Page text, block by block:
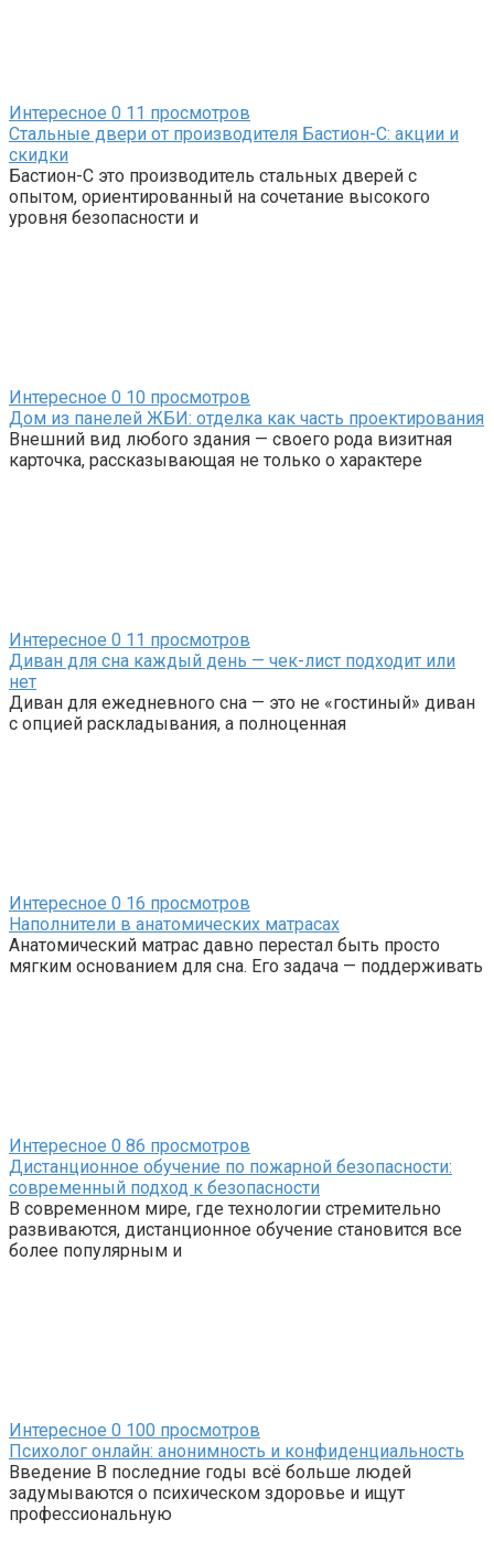
Интересное 0 11 просмотров
Стальные двери от производителя Бастион-С: акции и
скидки
Бастион-С это производитель стальных дверей с
опытом, ориентированный на сочетание высокого
уровня безопасности и
Интересное 0 10 просмотров
Дом из панелей ЖБИ: отделка как часть проектирования
Внешний вид любого здания — своего рода визитная
карточка, рассказывающая не только о характере
Интересное 0 11 просмотров
Диван для сна каждый день — чек-лист подходит или
нет
Диван для ежедневного сна — это не «гостиный» диван
с опцией раскладывания, а полноценная
Интересное 0 16 просмотров
Наполнители в анатомических матрасах
Анатомический матрас давно перестал быть просто
мягким основанием для сна. Его задача — поддерживать
Интересное 0 86 просмотров
Дистанционное обучение по пожарной безопасности:
современный подход к безопасности
В современном мире, где технологии стремительно
развиваются, дистанционное обучение становится все
более популярным и
Интересное 0 100 просмотров
Психолог онлайн: анонимность и конфиденциальность
Введение В последние годы всё больше людей
задумываются о психическом здоровье и ищут
профессиональную